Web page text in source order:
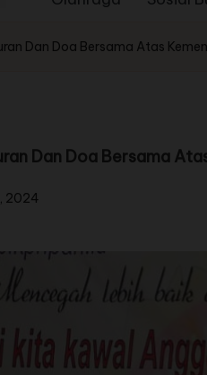
Dan Doa Bersama Atas
Dan Doa Bersama
2024